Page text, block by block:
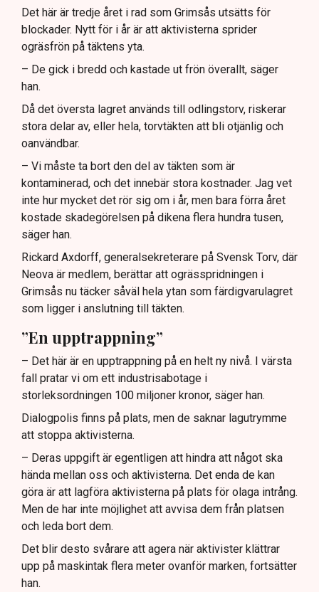
Det här är tredje året i rad som Grimsås utsätts för
blockader. Nytt för i år är att aktivisterna sprider
ogräsfrön på täktens yta.
– De gick i bredd och kastade ut frön överallt, säger
han.
Då det översta lagret används till odlingstorv, riskerar
stora delar av, eller hela, torvtäkten att bli otjänlig och
oanvändbar.
– Vi måste ta bort den del av täkten som är
kontaminerad, och det innebär stora kostnader. Jag vet
inte hur mycket det rör sig om i år, men bara förra året
kostade skadegörelsen på dikena flera hundra tusen,
säger han.
Rickard Axdorff, generalsekreterare på Svensk Torv, där
Neova är medlem, berättar att ogrässpridningen i
Grimsås nu täcker såväl hela ytan som färdigvarulagret
som ligger i anslutning till täkten.
”En upptrappning”
– Det här är en upptrappning på en helt ny nivå. I värsta
fall pratar vi om ett industrisabotage i
storleksordningen 100 miljoner kronor, säger han.
Dialogpolis finns på plats, men de saknar lagutrymme
att stoppa aktivisterna.
– Deras uppgift är egentligen att hindra att något ska
hända mellan oss och aktivisterna. Det enda de kan
göra är att lagföra aktivisterna på plats för olaga intrång.
Men de har inte möjlighet att avvisa dem från platsen
och leda bort dem.
Det blir desto svårare att agera när aktivister klättrar
upp på maskintak flera meter ovanför marken, fortsätter
han.